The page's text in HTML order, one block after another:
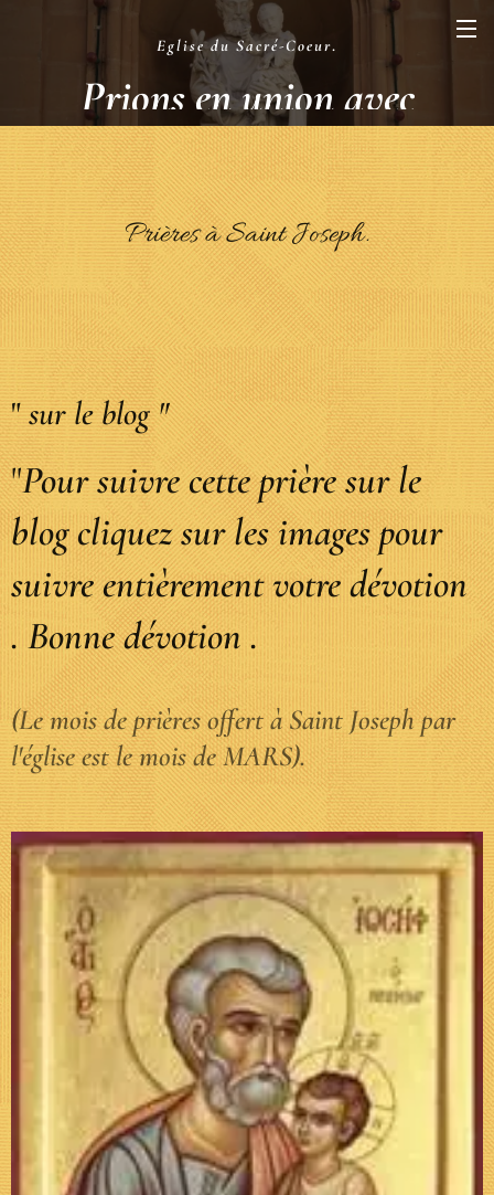
Eglise du Sacré-Coeur.
Prions en union avec
la Liturgie.
Prières à Saint Joseph.
"sur le blog "
"Pour suivre cette prière sur le
blog cliquez sur les images pour
suivre entièrement votre dévotion
. Bonne dévotion .
(Le mois de prières offert à Saint Joseph par
l'église est le mois de MARS).